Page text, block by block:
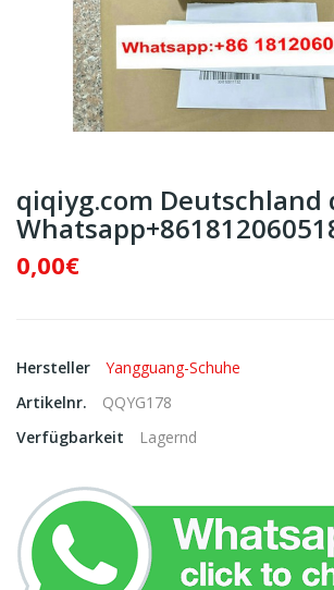
qiqiyg.com Deutschland
0,00€
Hersteller
Yangguang-Schuhe
Artikelnr.
QQYG178
Verfügbarkeit
Lagernd